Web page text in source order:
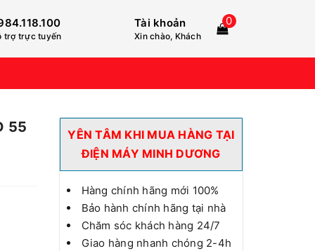
trợ trực tuyến
Tài khoản
Xin chào, Khách
0
55
YÊN TÂM KHI MUA HÀNG TẠI
ĐIỆN MÁY MINH DƯƠNG
Hàng chính hãng mới 100%
Bảo hành chính hãng tại nhà
Chăm sóc khách hàng 24/7
Giao hàng nhanh chóng 2-4h